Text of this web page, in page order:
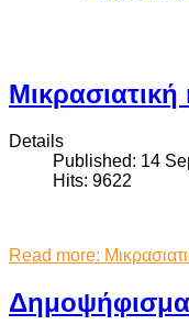
Details
Published: 14
Hits: 9622
Read more:
Δημοψήφισμα